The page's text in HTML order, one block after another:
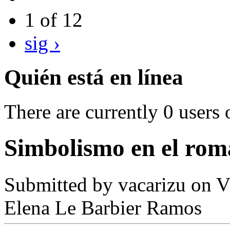
1 of 12
sig ›
Quién está en línea
There are currently 0 users
Simbolismo en el
Submitted by vacarizu on
Elena Le Barbier Ramos